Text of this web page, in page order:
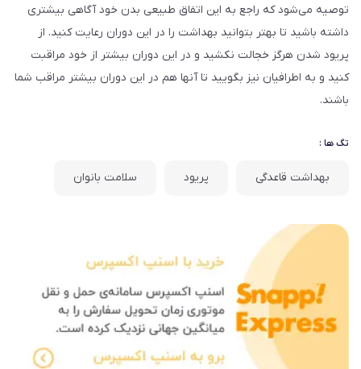
توصیه می‌شود که راجع به این اتفاق طبیعی بدن خود آگاهی بیش­تری
داشته باشید تا بهتر بتوانید بهداشت را در این دوران رعایت کنید. از
پریود شدن هرگز خجالت نکشید و در این دوران بیش­تر از خود مراقبت
کنید و به اطرافیان نیز بگویید تا آن­ها هم در این دوران بیش­تر مراقب شما
باشند.
تگ ها :
بهداشت قاعدگی پریود سلامت بانوان